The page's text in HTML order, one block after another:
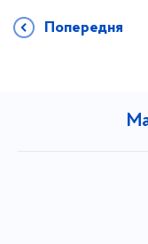
Попередня